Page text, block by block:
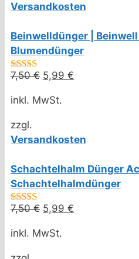
Versandkosten
Beinwelldünger | Beinwell
Blumendünger
4.50von 5
7,50€ Ursprünglicher
war:
5,99 €
inkl. MwSt.
zzgl.
Versandkosten
Schachtelhalm Dünger
Schachtelhalmdünger
4.50von 5
7,50€ Ursprünglicher
war:
5,99 €
inkl. MwSt.